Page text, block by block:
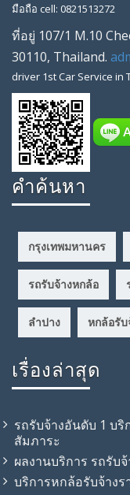
มือถือ cell: 0821513272
ที่อยู่ 107/1 M.10
30110, Thailand.
driver 1st Car Service in
คำค้นหา
กรุงเทพมหานคร
รถรับจ้างหกล้อ
ลำปาง หกล้อรับ
เรื่องล่าสุด
รถรับจ้างอันดับ 1 บริ
สัมภาระ
ผลงานบริการ รถรับ
บริการหกล้อรับจ้างร